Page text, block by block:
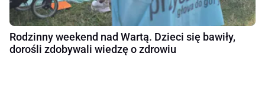
Rodzinny weekend nad Wartą. Dzieci się bawiły,
dorośli zdobywali wiedzę o zdrowiu